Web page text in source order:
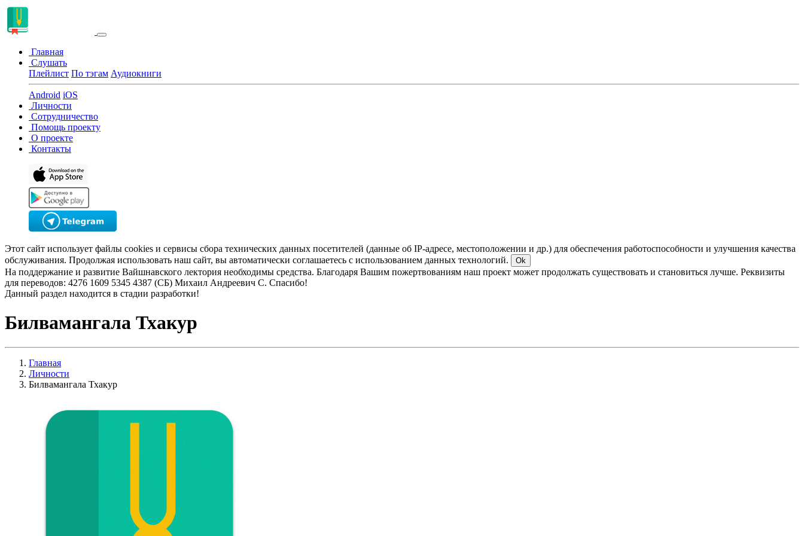
Главная
Слушать
Плейлист По тэгам Аудиокниги
Android iOS
Личности
Сотрудничество
Помощь проекту
О проекте
Контакты
Этот сайт использует файлы cookies и сервисы сбора технических данных посетителей (данные об IP-адресе, местоположении и др.) для обеспечения работоспособности и улучшения качества
обслуживания. Продолжая использовать наш сайт, вы автоматически соглашаетесь с использованием данных технологий.
Ok
На поддержание и развитие Вайшнавского лектория необходимы средства. Благодаря Вашим пожертвованиям наш проект может продолжать существовать и становиться лучше. Реквизиты
для переводов: 4276 1609 5345 4387 (СБ) Михаил Андреевич С. Спасибо!
Данный раздел находится в стадии разработки!
Билвамангала Тхакур
Главная
Личности
Билвамангала Тхакур